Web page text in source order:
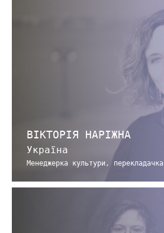
ВІКТОРІЯ НАРІЖНА
Україна
Менеджерка культури, перекладачка